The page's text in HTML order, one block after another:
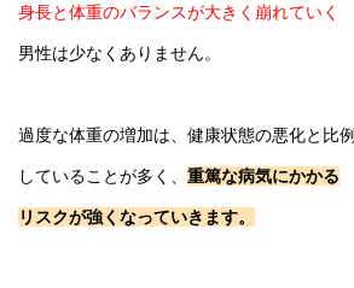
身長と体重のバランスが大きく崩れていく
男性は少なくありません。
過度な体重の増加は、健康状態の悪化と比例
していることが多く、 重篤な病気にかかる
リスクが強くなっていきます。